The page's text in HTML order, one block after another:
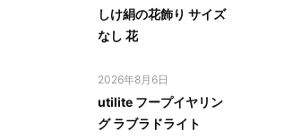
しけ絹の花飾り サイズ
なし 花
2026年8月6日
utilite フープイヤリン
グ ラブラドライト